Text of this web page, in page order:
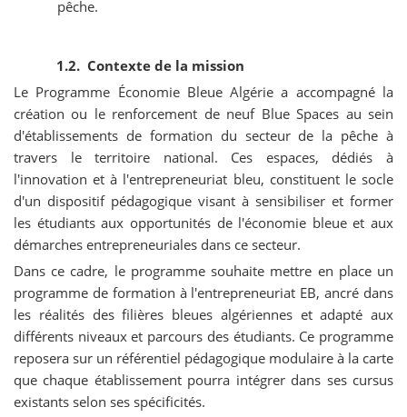
pêche.
1.2. Contexte de la mission
Le Programme Économie Bleue Algérie a accompagné la
création ou le renforcement de neuf Blue Spaces au sein
d'établissements de formation du secteur de la pêche à
travers le territoire national. Ces espaces, dédiés à
l'innovation et à l'entrepreneuriat bleu, constituent le socle
d'un dispositif pédagogique visant à sensibiliser et former
les étudiants aux opportunités de l'économie bleue et aux
démarches entrepreneuriales dans ce secteur.
Dans ce cadre, le programme souhaite mettre en place un
programme de formation à l'entrepreneuriat EB, ancré dans
les réalités des filières bleues algériennes et adapté aux
différents niveaux et parcours des étudiants. Ce programme
reposera sur un référentiel pédagogique modulaire à la carte
que chaque établissement pourra intégrer dans ses cursus
existants selon ses spécificités.